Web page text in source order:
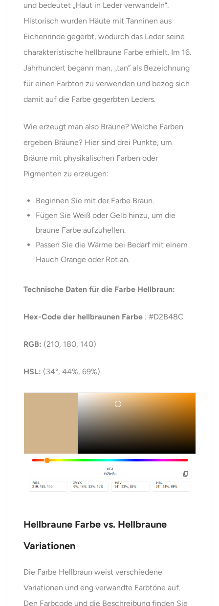
und bedeutet „Haut in Leder verwandeln“.
Historisch wurden Häute mit Tanninen aus
Eichenrinde gegerbt, wodurch das Leder seine
charakteristische hellbraune Farbe erhielt. Im 16.
Jahrhundert begann man, „tan“ als Bezeichnung
für einen Farbton zu verwenden und bezog sich
damit auf die Farbe gegerbten Leders.
Wie erzeugt man also Bräune? Welche Farben
ergeben Bräune? Hier sind drei Punkte, um
Bräune mit physikalischen Farben oder
Pigmenten zu erzeugen:
Beginnen Sie mit der Farbe Braun.
Fügen Sie Weiß oder Gelb hinzu, um die
braune Farbe aufzuhellen.
Passen Sie die Wärme bei Bedarf mit einem
Hauch Orange oder Rot an.
Technische Daten für die Farbe Hellbraun:
Hex-Code der hellbraunen Farbe : #D2B48C
RGB: (210, 180, 140)
HSL: (34°, 44%, 69%)
Hellbraune Farbe vs. Hellbraune
Variationen
Die Farbe Hellbraun weist verschiedene
Variationen und eng verwandte Farbtöne auf.
Den Farbcode und die Beschreibung finden Sie